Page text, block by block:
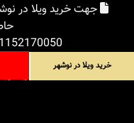
جهت خرید ویلا در
املاک ساحل
خرید
خرید ویلا در نوشهر